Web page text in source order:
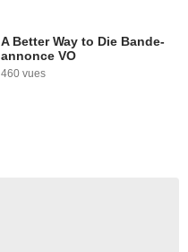
A Better Way to Die Bande-
annonce VO
460 vues